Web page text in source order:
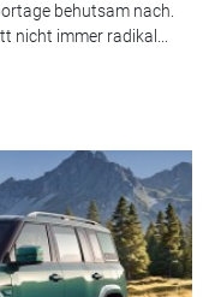
behutsam nach.
nicht immer radikal...